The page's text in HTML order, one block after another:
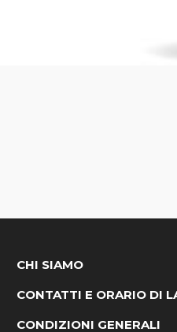
CHI SIAMO
CONTATTI E ORARIO DI
CONDIZIONI GENERALI